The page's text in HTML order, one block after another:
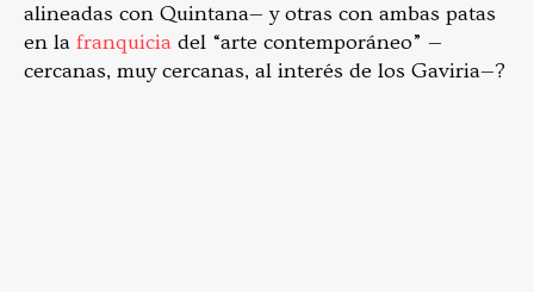
alineadas con Quintana— y otras con ambas patas
en la franquicia del “arte contemporáneo” —
cercanas, muy cercanas, al interés de los Gaviria—?